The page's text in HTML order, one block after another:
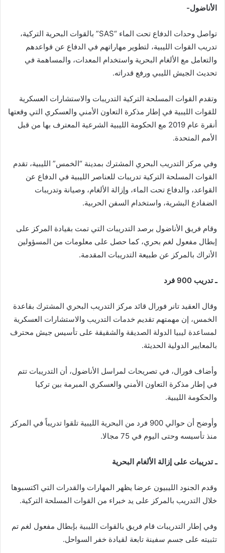
الأناضول-
تواصل وحدات الدفاع تحت الماء “SAS” بالقوات البحرية التركية،
تدريب القوات الليبية، لتطوير مهاراتهم في الدفاع عن قواعدهم
والتعامل مع الألغام البحرية واستخدام المعدات، والمساهمة في
تحديث الجيش الليبي ورفع قدراته.
وتقدم القوات المسلحة التركية التدريبات والاستشارات العسكرية
للقوات الليبية في إطار مذكرة التعاون الأمني والعسكري التي وقعتها
أنقرة عام 2019 مع الحكومة الليبية الشرعية المعترف بها من قبل
الأمم المتحدة.
وفي مركز التدريب البحري المشترك بمدينة “الخمس” الليبية، تقدم
القوات المسلحة التركية تدريبات للعناصر الليبية في الدفاع عن
القواعد، والدفاع تحت الماء، وإزالة الألغام، وصيانة وتدريبات
الضفادع البشرية، واستخدام السفن الحربية.
وقام فريق الأناضول برصد التدريبات التي تمت بقيادة المركز على
إبطال مفعول لغم بحري، كما حصل على معلومات من المسؤولين
الأتراك بالمركز عن طبيعة التدريبات المقدمة.
ـ تدريب 900 فرد
وقال العقيد تانر فورال قائد مركز التدريب البحري المشترك بقاعدة
الخمس، إن مهمتهم تقديم خدمات التدريب والاستشارات العسكرية
لمساعدة ليبيا الدولة الصديقة والشقيقة على تأسيس جيش محترف
بالمعايير الدولية الحديثة.
وأضاف فورال، في تصريحات لمراسل الأناضول، أن التدريبات تتم
في إطار مذكرة التعاون الأمني والعسكري المبرمة بين تركيا
والحكومة الليبية.
وأوضح أن حوالي 900 فرد من البحرية الليبية تلقوا تدريباً في المركز
منذ تأسيسه وحتى اليوم في 75 مجالا.
ـ تدريبات على إزالة الألغام البحرية
وقدم الجنود الليبيون عرضا يظهر المهارات والقدرات التي اكتسبوها
خلال التدريب بالمركز على يد خبراء من القوات المسلحة التركية.
وفي إطار التدريبات قام فريق بالقوات الليبية بإبطال مفعول لغم تم
تثبيته على جسم سفينة تابعة لقيادة خفر السواحل.